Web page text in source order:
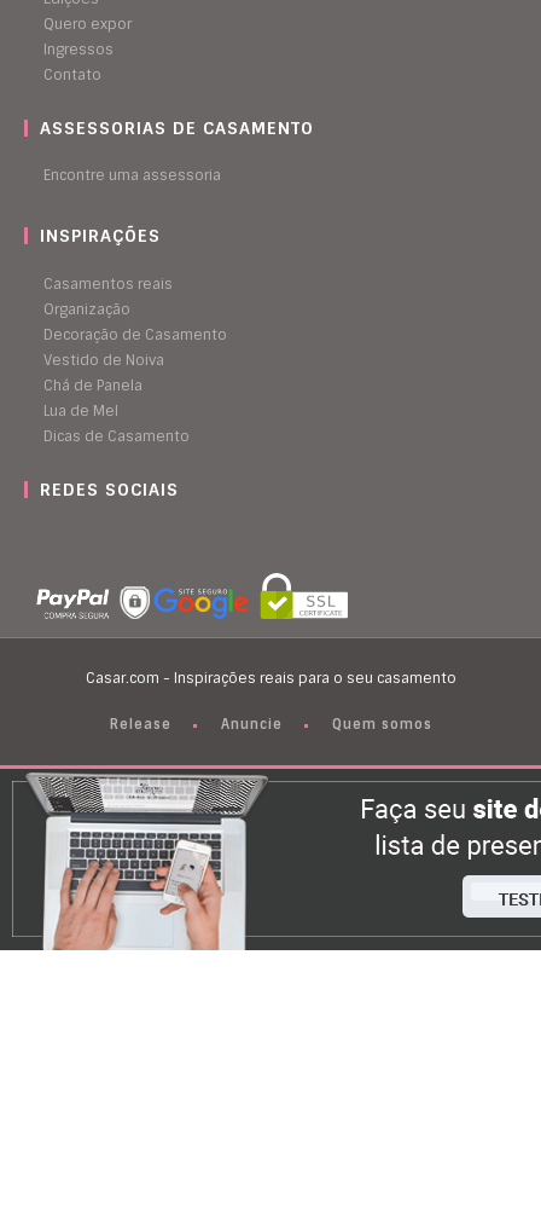
Quero expor
Ingressos
Contato
ASSESSORIAS DE CASAMENTO
Encontre uma assessoria
INSPIRAÇÕES
Casamentos reais
Organização
Decoração de Casamento
Vestido de Noiva
Chá de Panela
Lua de Mel
Dicas de Casamento
REDES SOCIAIS
Casar.com - Inspirações reais para o seu casamento
Release Anuncie Quem somos